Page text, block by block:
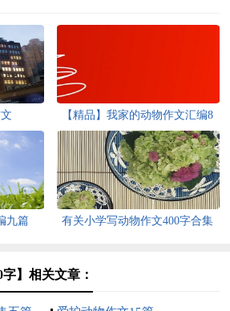
【精品】我家的动物作文汇编8
篇
九篇
有关小学写动物作文400字合集
字】相关文章：